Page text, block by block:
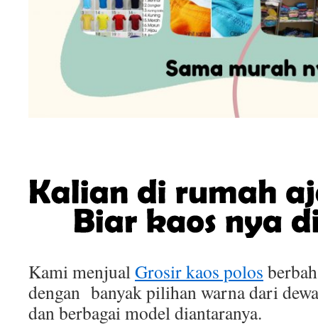
Kami menjualGrosir kaos polos
dengan banyak pilihan warna dari
dan berbagai model diantaranya.